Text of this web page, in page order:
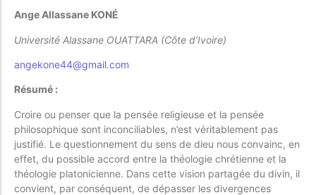
Ange Allassane KONÉ
Université Alassane OUATTARA (Côte d’Ivoire)
angekone44@gmail.com
Résumé :
Croire ou penser que la pensée religieuse et la pensée
philosophique sont inconciliables, n’est véritablement pas
justifié. Le questionnement du sens de dieu nous convainc, en
effet, du possible accord entre la théologie chrétienne et la
théologie platonicienne. Dans cette vision partagée du divin, il
convient, par conséquent, de dépasser les divergences